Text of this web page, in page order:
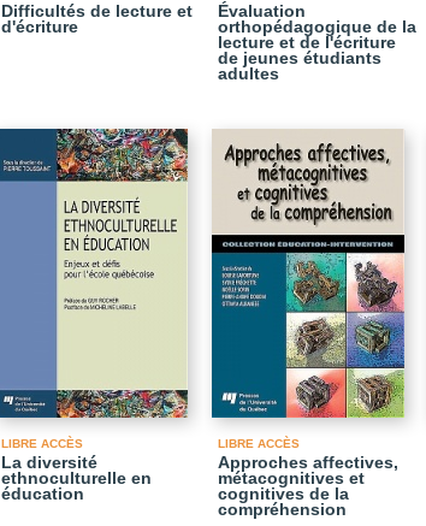
Difficultés de lecture et
d'écriture
Évaluation
orthopédagogique de la
lecture et de l'écriture
de jeunes étudiants
adultes
LIBRE ACCÈS
La diversité
ethnoculturelle en
éducation
LIBRE ACCÈS
Approches affectives,
métacognitives et
cognitives de la
compréhension